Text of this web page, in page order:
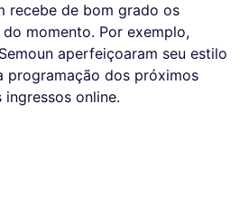
recebe de bom grado os
momento. Por exemplo,
aperfeiçoaram seu estilo
programação dos próximos
online.